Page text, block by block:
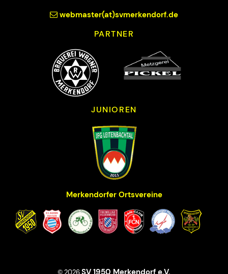
webmaster(at)svmerkendorf.de
PARTNER
JUNIOREN
Merkendorfer Ortsvereine